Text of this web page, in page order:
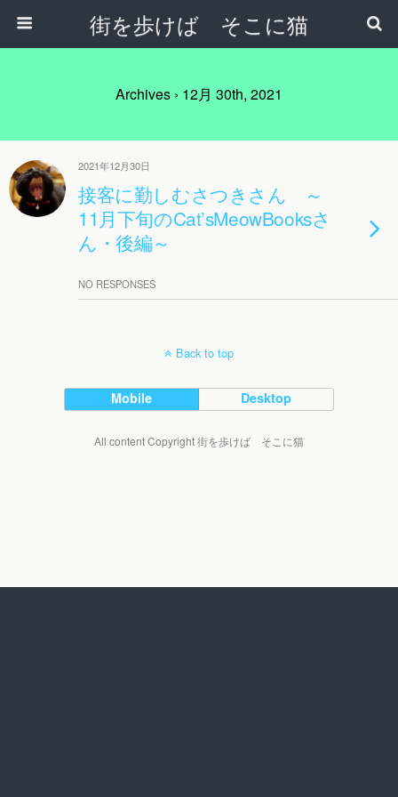
街を歩けば そこに猫
Archives › 12月 30th, 2021
2021年12月30日
接客に勤しむさつきさん ～
11月下旬のCat’sMeowBooksさ
ん・後編～
NO RESPONSES
Back to top
Mobile Desktop
All content Copyright 街を歩けば そこに猫